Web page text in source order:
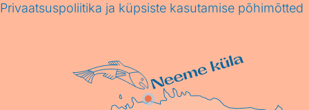
Privaatsuspoliitika ja küpsiste kasutamise põhimõtted